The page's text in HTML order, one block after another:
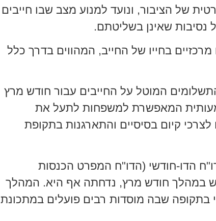
של הציבור, ונועד למנוע מצב שבו חייבים
נסיבות שאינן בשליטתם.
בחייו של החייב, המהווים בדרך כלל
המוטל על החייבים עבור חודש מרץ
המאפשרת למשפחות לתעל את
קיום בסיסיים והתארגנות בתקופת
הדו-חודשי (הדו"ח המפרט הכנסות
במהלך חודש מרץ, נדחתה אף היא. המהלך
בתקופה שבה מוסדות רבים פועלים במתכונת